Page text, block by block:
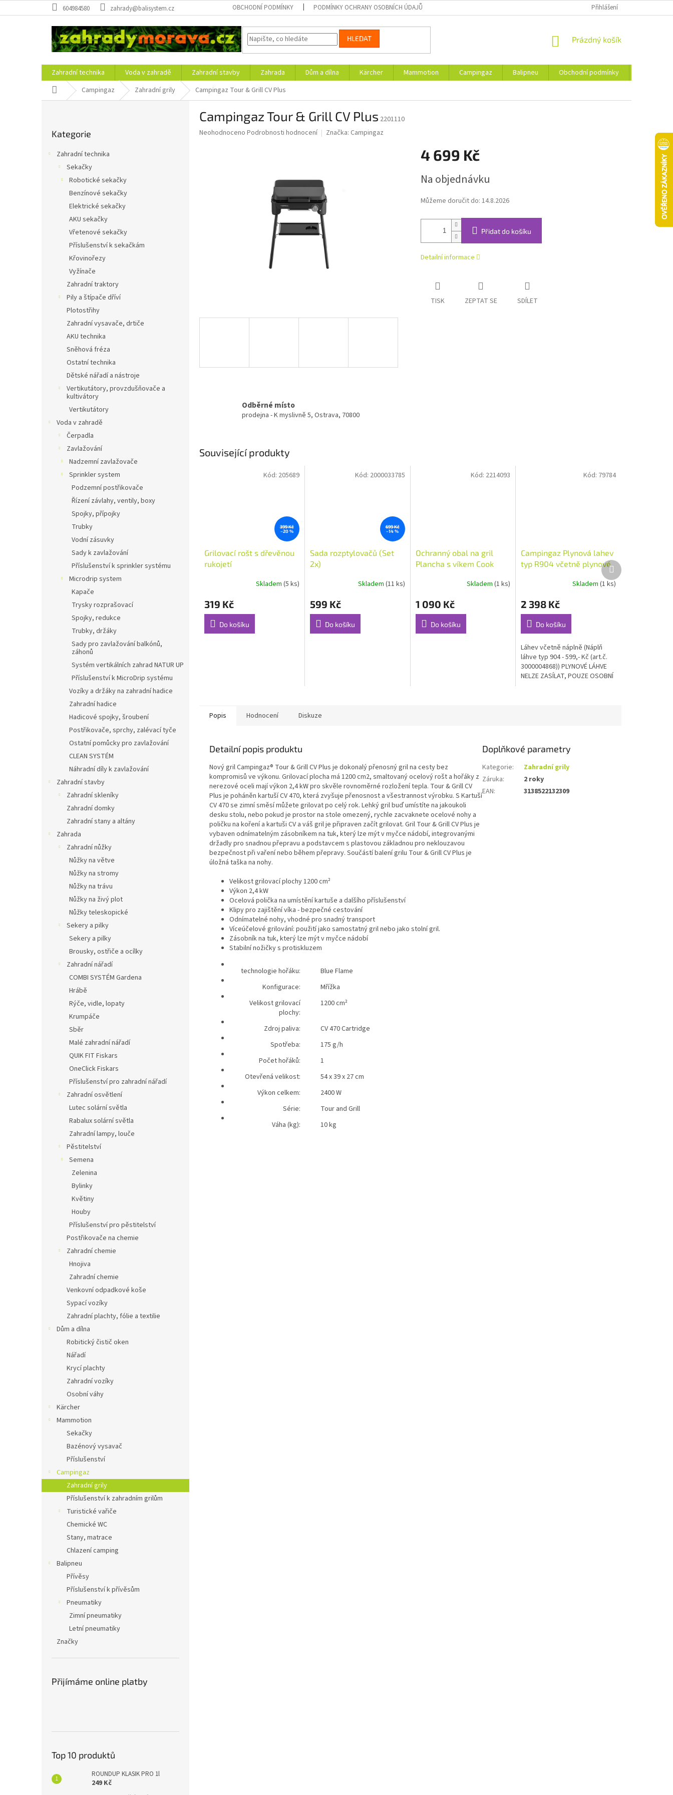
na
604984580 zahrady@balisystem.cz OBCHODNÍ PODMÍNKY PODMÍNKY OCHRANY OSOBNÍCH ÚDAJŮ Přihlášení
HLEDAT
NÁKUPNÍ
Prázdný košík
Zahradní technika Voda v zahradě Zahradní stavby Zahrada Dům a dílna Kärcher Mammotion Campingaz Balipneu Obchodní podmínky
Domů Campingaz Zahradní grily Campingaz Tour & Grill CV Plus
kategorie
Kategorie
Zahradní technika
Sekačky
Robotické sekačky
Benzínové sekačky
Elektrické sekačky
AKU sekačky
Vřetenové sekačky
Příslušenství k sekačkám
Křovinořezy
Vyžínače
Zahradní traktory
Pily a štípače dříví
Plotostřihy
Zahradní vysavače, drtiče
AKU technika
Sněhová fréza
Ostatní technika
Dětské nářadí a nástroje
Vertikutátory, provzdušňovače a
kultivátory
Vertikutátory
Voda v zahradě
Čerpadla
Zavlažování
Nadzemní zavlažovače
Sprinkler system
Podzemní postřikovače
Řízení závlahy, ventily, boxy
Spojky, přípojky
Trubky
Vodní zásuvky
Sady k zavlažování
Příslušenství k sprinkler systému
Microdrip system
Kapače
Trysky rozprašovací
Spojky, redukce
Trubky, držáky
Sady pro zavlažování balkónů,
záhonů
Systém vertikálních zahrad NATUR UP
Příslušenství k MicroDrip systému
Vozíky a držáky na zahradní hadice
Zahradní hadice
Hadicové spojky, šroubení
Postřikovače, sprchy, zalévací tyče
Ostatní pomůcky pro zavlažování
CLEAN SYSTÉM
Náhradní díly k zavlažování
Zahradní stavby
Zahradní skleníky
Zahradní domky
Zahradní stany a altány
Zahrada
Zahradní nůžky
Nůžky na větve
Nůžky na stromy
Nůžky na trávu
Nůžky na živý plot
Nůžky teleskopické
Sekery a pilky
Sekery a pilky
Brousky, ostřiče a ocílky
Zahradní nářadí
COMBI SYSTÉM Gardena
Hrábě
Rýče, vidle, lopaty
Krumpáče
Sběr
Malé zahradní nářadí
QUIK FIT Fiskars
OneClick Fiskars
Příslušenství pro zahradní nářadí
Zahradní osvětlení
Lutec solární světla
Rabalux solární světla
Zahradní lampy, louče
Pěstitelství
Semena
Zelenina
Bylinky
Květiny
Houby
Příslušenství pro pěstitelství
Postřikovače na chemie
Zahradní chemie
Hnojiva
Zahradní chemie
Venkovní odpadkové koše
Sypací vozíky
Zahradní plachty, fólie a textilie
Dům a dílna
Robitický čistič oken
Nářadí
Krycí plachty
Zahradní vozíky
Osobní váhy
Kärcher
Mammotion
Sekačky
Bazénový vysavač
Příslušenství
Campingaz
Zahradní grily
Příslušenství k zahradním grilům
Turistické vařiče
Chemické WC
Stany, matrace
Chlazení camping
Balipneu
Přívěsy
Příslušenství k přívěsům
Pneumatiky
Zimní pneumatiky
Letní pneumatiky
Značky
Přijímáme online platby
Top 10 produktů
ROUNDUP KLASIK PRO 1l
249 Kč
Campingaz Tour & Grill CV Plus 2201110
Průměrné
Neohodnoceno Podrobnosti hodnocení Značka: Campingaz
4 699 Kč
cena:
Na objednávku
Můžeme doručit do: 14.8.2026
Přidat do košíku
Detailní informace
TISK ZEPTAT SE SDÍLET
Odběrné místo
prodejna - K myslivně 5, Ostrava, 70800
Související produkty
399 Kč
–20 %
Grilovací rošt s dřevěnou
rukojetí
Skladem (5 ks)
319 Kč
Do košíku
Kód: 205689
699 Kč
–14 %
Sada rozptylovačů (Set
2x)
produktu
je
5,0
z
Skladem (11 ks)
599 Kč
Do košíku
Kód: 2000033785
Ochranný obal na gril
Plancha s víkem Cook
Skladem(1 ks)
1 090 Kč
Do košíku
Kód: 2214093
Campingaz Plynová lahev
typ R904 včetně plynové
Skladem (1 ks)
2 398 Kč
Do košíku
Láhev včetně náplně (Náplň
láhve typ 904 - 599,- Kč (art.č.
3000004868)) PLYNOVÉ LÁHVE
NELZE ZASÍLAT, POUZE OSOBNÍ
Kód: 79784
Další
produkt
Popis Hodnocení Diskuze
Detailní popis produktu
Nový gril Campingaz® Tour & Grill CV Plus je dokonalý přenosný gril na cesty bez
kompromisů ve výkonu. Grilovací plocha má 1200 cm2, smaltovaný ocelový rošt a hořáky z
nerezové oceli mají výkon 2,4 kW pro skvěle rovnoměrné rozložení tepla. Tour & Grill CV
Plus je poháněn kartuší CV 470, která zvyšuje přenosnost a všestrannost výrobku. S Kartuší
CV 470 se zimní směsí můžete grilovat po celý rok. Lehký gril buď umístíte na jakoukoli
desku stolu, nebo pokud je prostor na stole omezený, rychle zacvaknete ocelové nohy a
poličku na koření a kartuši CV a váš gril je připraven začít grilovat. Gril Tour & Grill CV Plus je
vybaven odnímatelným zásobníkem na tuk, který lze mýt v myčce nádobí, integrovanými
držadly pro snadnou přepravu a podstavcem s plastovou základnou pro neklouzavou
bezpečnost při vaření nebo během přepravy. Součástí balení grilu Tour & Grill CV Plus je
úložná taška na nohy.
Velikost grilovací plochy 1200 cm²
Výkon 2,4 kW
Ocelová polička na umístění kartuše a dalšího příslušenství
Klipy pro zajištění víka - bezpečné cestování
Odnímatelné nohy, vhodné pro snadný transport
Víceúčelové grilování: použití jako samostatný gril nebo jako stolní gril.
Zásobník na tuk, který lze mýt v myčce nádobí
Stabilní nožičky s protiskluzem
technologie hořáku:
Blue Flame
Konfigurace:
Mřížka
Velikost grilovací
plochy:
1200 cm²
Zdroj paliva:
CV 470 Cartridge
Spotřeba:
175 g/h
Počet hořáků:
1
Otevřená velikost:
54 x 39 x 27 cm
Výkon celkem:
2400 W
Série:
Tour and Grill
Váha (kg):
10 kg
Doplňkové parametry
Kategorie:
Zahradní grily
Záruka:
2 roky
EAN: 3138522132309